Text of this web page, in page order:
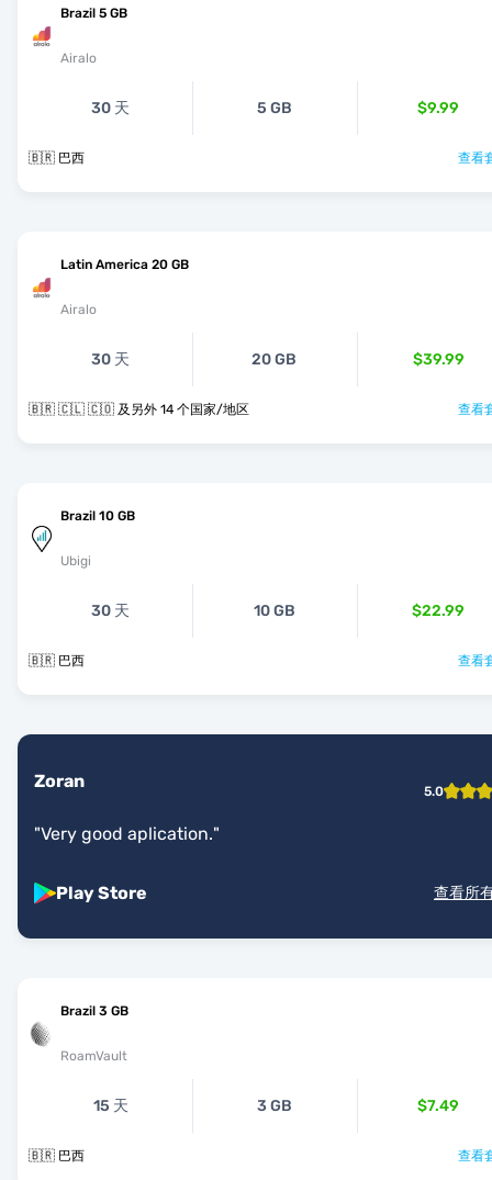
Brazil 5 GB
Airalo
30 天 5 GB $9.99
🇧🇷 巴西 查看
Latin America 20 GB
Airalo
30 天 20 GB $39.99
🇧🇷 🇨🇱 🇨🇴 及另外 14 个国家/地区 查看
Brazil 10 GB
Ubigi
30 天 10 GB $22.99
🇧🇷 巴西 查看
Zoran 5.0
"Very good aplication."
Play Store 查看所
Brazil 3 GB
RoamVault
15 天 3 GB $7.49
🇧🇷 巴西 查看